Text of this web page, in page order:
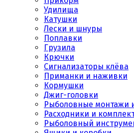
Удилища
Катушки
Лески и шнуры
Поплавки
Грузила
Крючки
Сигнализаторы клёва
Приманки и наживки
Кормушки
Джиг-головки
Рыболовные монтажи
Расходники и
Рыболовный